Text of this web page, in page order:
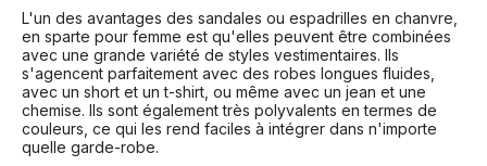
L'un des avantages des sandales ou espadrilles en chanvre,
en sparte pour femme est qu'elles peuvent être combinées
avec une grande variété de styles vestimentaires. Ils
s'agencent parfaitement avec des robes longues fluides,
avec un short et un t-shirt, ou même avec un jean et une
chemise. Ils sont également très polyvalents en termes de
couleurs, ce qui les rend faciles à intégrer dans n'importe
quelle garde-robe.